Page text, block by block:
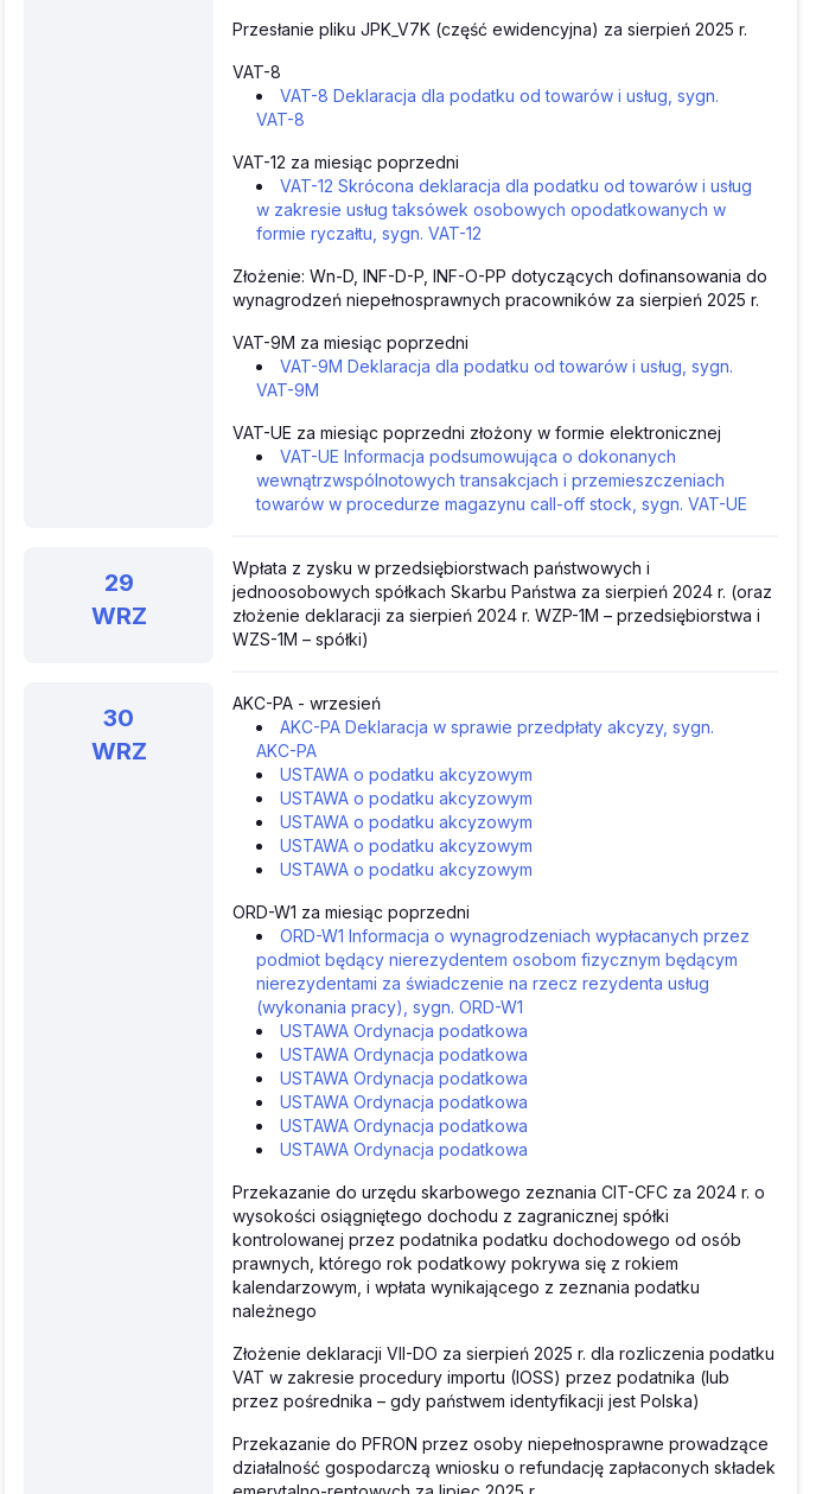
Przesłanie pliku JPK_V7K (część ewidencyjna) za sierpień 2025 r.
VAT-8
VAT-8 Deklaracja dla podatku od towarów i usług, sygn.
VAT-8
VAT-12 za miesiąc poprzedni
VAT-12 Skrócona deklaracja dla podatku od towarów i usług
w zakresie usług taksówek osobowych opodatkowanych w
formie ryczałtu, sygn. VAT-12
Złożenie: Wn-D, INF-D-P, INF-O-PP dotyczących dofinansowania do
wynagrodzeń niepełnosprawnych pracowników za sierpień 2025 r.
VAT-9M za miesiąc poprzedni
VAT-9M Deklaracja dla podatku od towarów i usług, sygn.
VAT-9M
VAT-UE za miesiąc poprzedni złożony w formie elektronicznej
VAT-UE Informacja podsumowująca o dokonanych
wewnątrzwspólnotowych transakcjach i przemieszczeniach
towarów w procedurze magazynu call-off stock, sygn. VAT-UE
29
WRZ
Wpłata z zysku w przedsiębiorstwach państwowych i
jednoosobowych spółkach Skarbu Państwa za sierpień 2024 r. (oraz
złożenie deklaracji za sierpień 2024 r. WZP-1M – przedsiębiorstwa i
WZS-1M – spółki)
30
WRZ
AKC-PA - wrzesień
AKC-PA Deklaracja w sprawie przedpłaty akcyzy, sygn.
AKC-PA
USTAWA o podatku akcyzowym
USTAWA o podatku akcyzowym
USTAWA o podatku akcyzowym
USTAWA o podatku akcyzowym
USTAWA o podatku akcyzowym
ORD-W1 za miesiąc poprzedni
ORD-W1 Informacja o wynagrodzeniach wypłacanych przez
podmiot będący nierezydentem osobom fizycznym będącym
nierezydentami za świadczenie na rzecz rezydenta usług
(wykonania pracy), sygn. ORD-W1
USTAWA Ordynacja podatkowa
USTAWA Ordynacja podatkowa
USTAWA Ordynacja podatkowa
USTAWA Ordynacja podatkowa
USTAWA Ordynacja podatkowa
USTAWA Ordynacja podatkowa
Przekazanie do urzędu skarbowego zeznania CIT-CFC za 2024 r. o
wysokości osiągniętego dochodu z zagranicznej spółki
kontrolowanej przez podatnika podatku dochodowego od osób
prawnych, którego rok podatkowy pokrywa się z rokiem
kalendarzowym, i wpłata wynikającego z zeznania podatku
należnego
Złożenie deklaracji VII-DO za sierpień 2025 r. dla rozliczenia podatku
VAT w zakresie procedury importu (IOSS) przez podatnika (lub
przez pośrednika – gdy państwem identyfikacji jest Polska)
Przekazanie do PFRON przez osoby niepełnosprawne prowadzące
działalność gospodarczą wniosku o refundację zapłaconych składek